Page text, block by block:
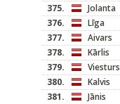
375.
Jolanta
376.
Līga
377.
Aivars
378.
Kārlis
379.
Viesturs
380.
Kalvis
381.
Jānis